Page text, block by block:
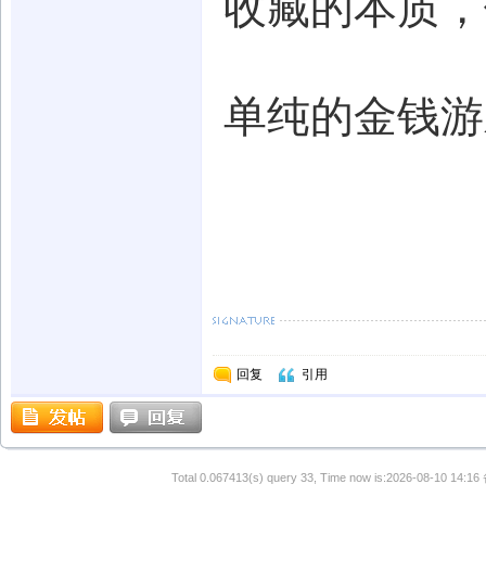
单纯的金钱
回复 引用
Total 0.067413(s) query 33, Time now is:2026-08-10 14:16